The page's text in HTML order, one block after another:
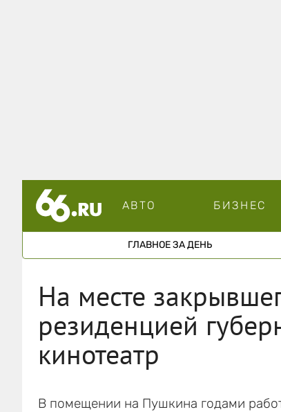
АВТО БИЗНЕС
ГЛАВНОЕ ЗА ДЕНЬ
На месте
резиденцией
кинотеатр
В помещении на Пушкина годами